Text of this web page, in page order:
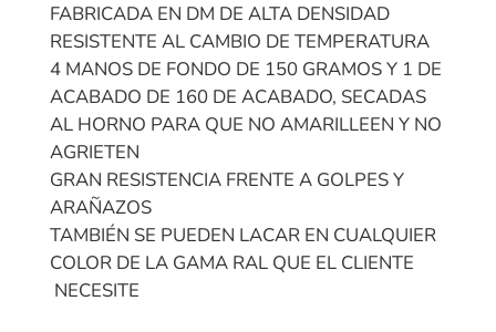
FABRICADA EN DM DE ALTA DENSIDAD
RESISTENTE AL CAMBIO DE TEMPERATURA
4 MANOS DE FONDO DE 150 GRAMOS Y 1 DE
ACABADO DE 160 DE ACABADO, SECADAS
AL HORNO PARA QUE NO AMARILLEEN Y NO
AGRIETEN
GRAN RESISTENCIA FRENTE A GOLPES Y
ARAÑAZOS
TAMBIÉN SE PUEDEN LACAR EN CUALQUIER
COLOR DE LA GAMA RAL QUE EL CLIENTE
NECESITE